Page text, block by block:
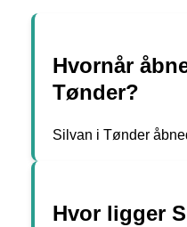
Hvornår
Tønder?
Silvan i Tønder
Hvor ligger